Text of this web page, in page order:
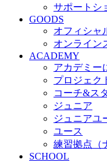
パートナー
クラブ理念
クラブ情報
サステナビ
Web制作支援
応援プロジ
サポートシ
GOODS
オフィシャ
オンライン
ACADEMY
アカデミー
プロジェク
コーチ&ス
ジュニア
ジュニアユ
ユース
練習拠点（
SCHOOL